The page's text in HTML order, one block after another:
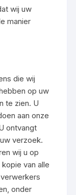
wij uw
manier
die wij
op uw
te zien. U
aan onze
ontvangt
verzoek.
wij u op
van alle
onder